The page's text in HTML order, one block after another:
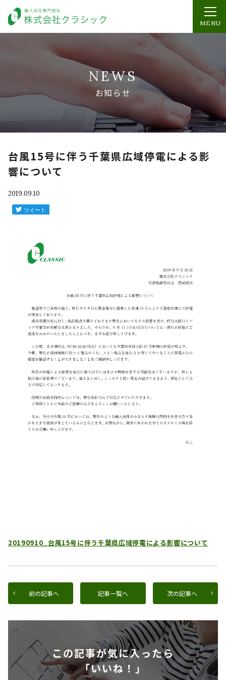
MENU
NEWS
お知らせ
台風15号に伴う千葉県広域停電による影
響について
2019.09.10
20190910_台風15号に伴う千葉県広域停電による影響について
前の記事へ 記事一覧へ 次の記事へ
この記事が気に入ったら
「いいね！」